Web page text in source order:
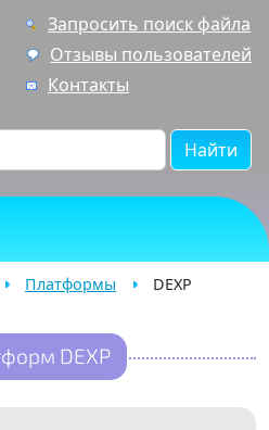
Запросить поиск файла
Отзывы пользователей
Контакты
Найти
Платформы DEXP
DEXP